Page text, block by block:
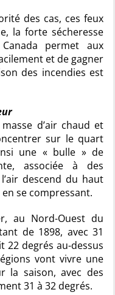
des cas, ces feux
la forte sécheresse
permet aux
et de gagner
des incendies est
d’air chaud et
sur le quart
une « bulle » de
associée à des
descend du haut
se compressant.
au Nord-Ouest du
de 1898, avec 31
22 degrés au-dessus
vont vivre une
la saison, avec des
31 à 32 degrés.